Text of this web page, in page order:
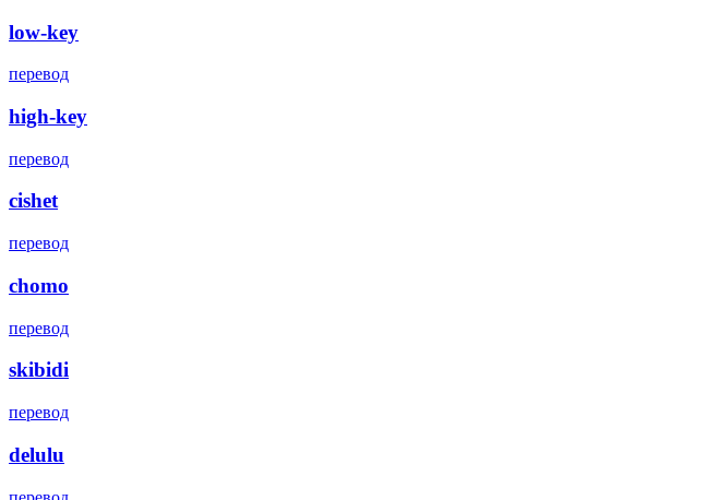
low-key
перевод
high-key
перевод
cishet
перевод
chomo
перевод
skibidi
перевод
delulu